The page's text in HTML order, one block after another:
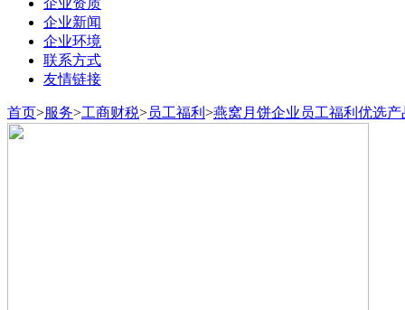
企业资质
企业新闻
企业环境
联系方式
友情链接
首页>服务>工商财税>员工福利 >燕窝月饼企业员工福利优选产